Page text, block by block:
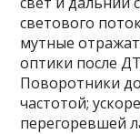
светового
мутные
оптики после
Поворотники
частотой;
перегоревшей